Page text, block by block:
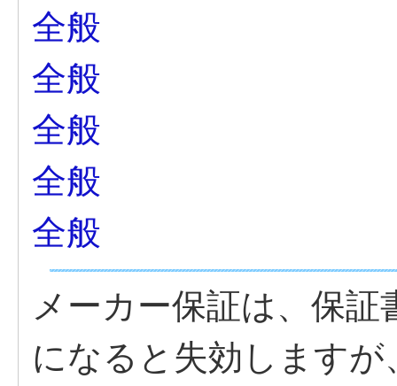
全般
全般
全般
全般
全般
メーカー保証は、保
になると失効します